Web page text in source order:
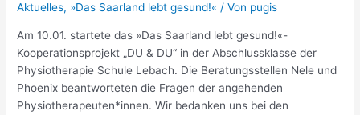
Aktuelles, »Das Saarland lebt gesund!« / Von pugis
Am 10.01. startete das »Das Saarland lebt gesund!«-
Kooperationsprojekt „DU & DU“ in der Abschlussklasse der
Physiotherapie Schule Lebach. Die Beratungsstellen Nele und
Phoenix beantworteten die Fragen der angehenden
Physiotherapeuten*innen. Wir bedanken uns bei den
–